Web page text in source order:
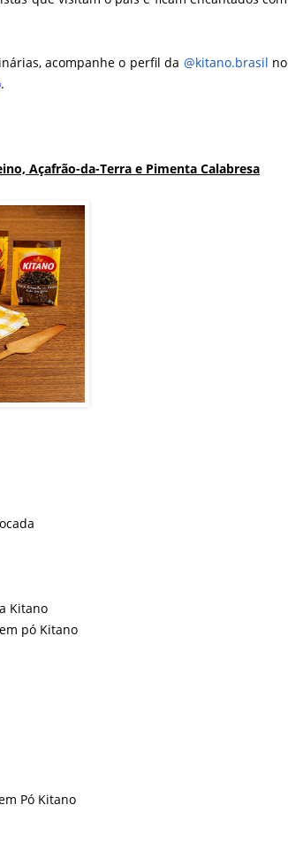
acompanhe o perfil da @kitano.brasil no
.
Açafrão-da-Terra e Pimenta Calabresa
Kitano
pó Kitano
Pó Kitano